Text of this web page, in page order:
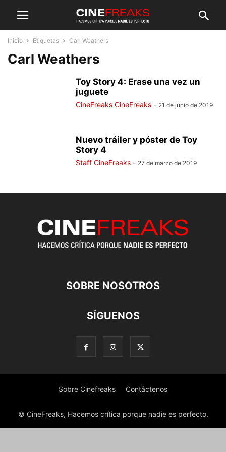
Inicio Etiquetas Carl Weathers
Carl Weathers
Toy Story 4: Erase una vez un
juguete
CineFreaks CineFreaks - 21 de junio de 2019
Nuevo tráiler y póster de Toy
Story 4
Staff CineFreaks - 27 de marzo de 2019
SOBRE NOSOTROS
SÍGUENOS
Sobre Cinefreaks Contáctenos
© CineFreaks, Hacemos crítica porque nadie es perfecto.